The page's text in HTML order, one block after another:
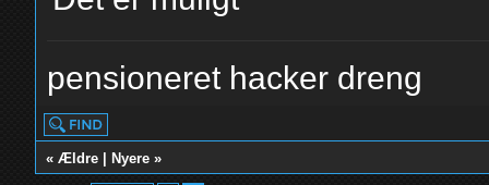
pensioneret hacker dreng
«Ældre Nyere »